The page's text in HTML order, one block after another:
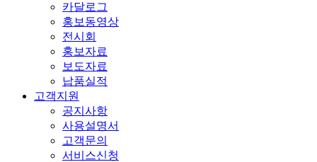
카달로그
홍보동영상
전시회
홍보자료
보도자료
납품실적
고객지원
공지사항
사용설명서
고객문의
서비스신청